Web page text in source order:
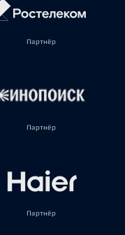
Партнёр
Партнёр
Партнёр